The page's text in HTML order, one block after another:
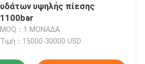
υδάτων υψηλής πίεσης
1100bar
MOQ：1 ΜΟΝΑΔΑ
Τιμή：15000-30000 USD